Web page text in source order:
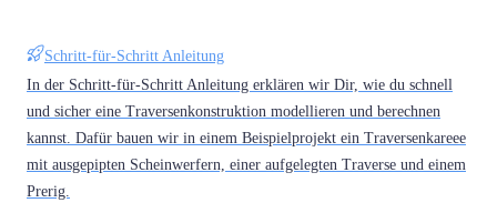
Schritt-für-Schritt Anleitung
In der Schritt-für-Schritt Anleitung erklären wir Dir, wie du schnell
und sicher eine Traversenkonstruktion modellieren und berechnen
kannst. Dafür bauen wir in einem Beispielprojekt ein Traversenkareee
mit ausgepipten Scheinwerfern, einer aufgelegten Traverse und einem
Prerig.